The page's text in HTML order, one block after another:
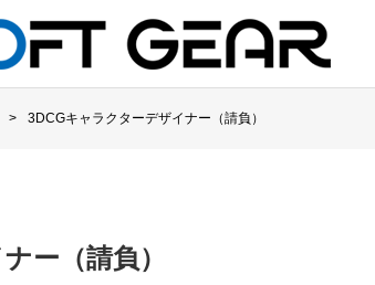
3DCGキャラクターデザイナー（請負）
ー（請負）